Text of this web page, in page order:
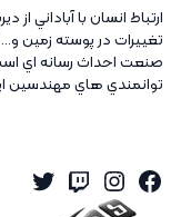
ارتباط انسان با آباداني
تغييرات در پوسته زمين
صنعت احداث رسانه اي
توانمندي هاي مهندسين
Facebook
Instagram
Twitch